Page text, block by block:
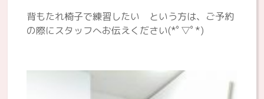
背もたれ椅子で練習したい という方は、ご予約
の際にスタッフへお伝えください(*ﾟ▽ﾟ*)